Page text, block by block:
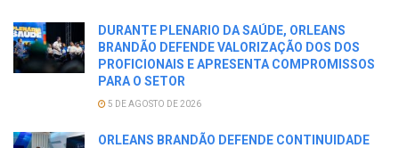
DURANTE PLENARIO DA SAÚDE, ORLEANS
BRANDÃO DEFENDE VALORIZAÇÃO DOS DOS
PROFICIONAIS E APRESENTA COMPROMISSOS
PARA O SETOR
5 DE AGOSTO DE 2026
ORLEANS BRANDÃO DEFENDE CONTINUIDADE